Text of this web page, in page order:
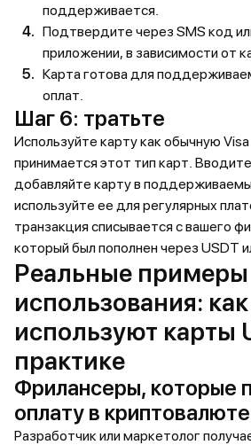
поддерживается.
Подтвердите через SMS код
приложении, в зависимости от
Карта готова для
оплат.
Шаг 6: тратьте
Используйте карту как обычную
принимается этот тип карт.
добавляйте карту в
используйте ее для регулярных
транзакция списывается с вашего
который был пополнен через USDT
Реальные примеры
использования:
используют карты
практике
Фрилансеры, которые
оплату в криптовалюте
Разработчик или маркетолог